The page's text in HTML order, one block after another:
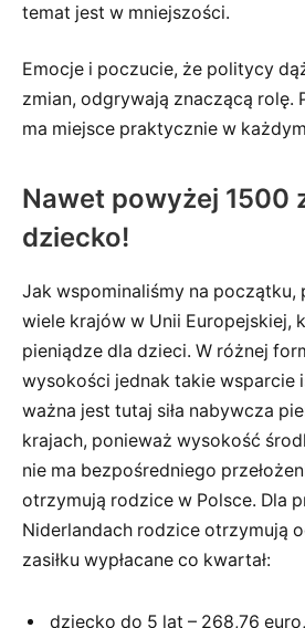
temat jest w mniejszości.
Emocje i poczucie, że politycy
zmian, odgrywają znaczącą rolę.
ma miejsce praktycznie w
Nawet powyżej 1500
dziecko!
Jak wspominaliśmy na początku,
wiele krajów w Unii Europejskiej,
pieniądze dla dzieci. W różnej
wysokości jednak takie wsparcie
ważna jest tutaj siła nabywcza
krajach, ponieważ wysokość
nie ma bezpośredniego
otrzymują rodzice w Polsce. Dla
Niderlandach rodzice otrzymują
zasiłku wypłacane co kwartał:
dziecko do 5 lat – 268,76 euro,